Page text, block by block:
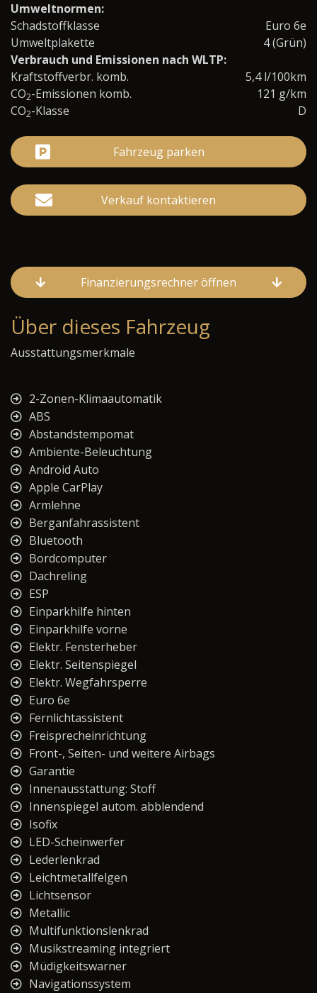
Umweltnormen:
Schadstoffklasse
Euro 6e
Umweltplakette
4 (Grün)
Verbrauch und Emissionen nach WLTP:
Kraftstoffverbr. komb.
5,4 l/100km
CO2-Emissionen komb.
121 g/km
CO2-Klasse D
Fahrzeug parken
Verkauf kontaktieren
Finanzierungsrechner öffnen
Über dieses Fahrzeug
Ausstattungsmerkmale
2-Zonen-Klimaautomatik
ABS
Abstandstempomat
Ambiente-Beleuchtung
Android Auto
Apple CarPlay
Armlehne
Berganfahrassistent
Bluetooth
Bordcomputer
Dachreling
ESP
Einparkhilfe hinten
Einparkhilfe vorne
Elektr. Fensterheber
Elektr. Seitenspiegel
Elektr. Wegfahrsperre
Euro 6e
Fernlichtassistent
Freisprecheinrichtung
Front-, Seiten- und weitere Airbags
Garantie
Innenausstattung: Stoff
Innenspiegel autom. abblendend
Isofix
LED-Scheinwerfer
Lederlenkrad
Leichtmetallfelgen
Lichtsensor
Metallic
Multifunktionslenkrad
Musikstreaming integriert
Müdigkeitswarner
Navigationssystem